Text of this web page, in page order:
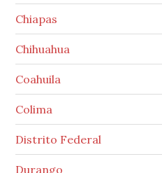
Chiapas
Chihuahua
Coahuila
Colima
Distrito Federal
Durango